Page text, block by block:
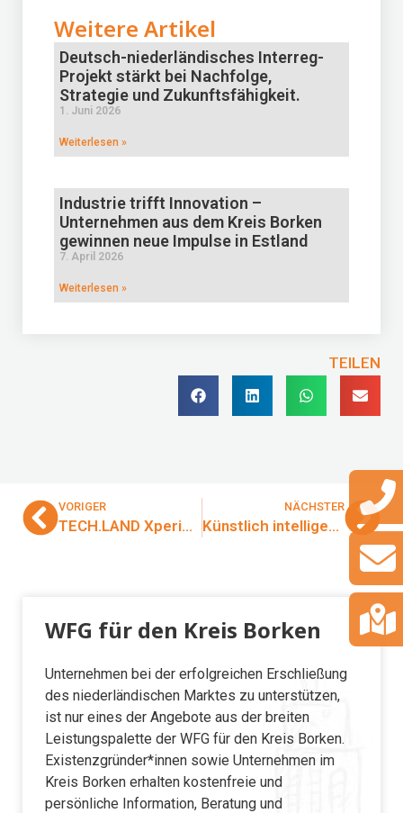
Weitere Artikel
Deutsch-niederländisches Interreg-
Projekt stärkt bei Nachfolge,
Strategie und Zukunftsfähigkeit.
1. Juni 2026
Weiterlesen »
Industrie trifft Innovation –
Unternehmen aus dem Kreis Borken
gewinnen neue Impulse in Estland
7. April 2026
Weiterlesen »
TEILEN
VORIGER
TECH.LAND Xperience 2026
NÄCHSTER
Künstlich intelligente Unterstützung für die Konstruktionsabteilung – Abschluss des Smart Labs für Trendelkamp
WFG für den Kreis Borken
Unternehmen bei der erfolgreichen Erschließung
des niederländischen Marktes zu unterstützen,
ist nur eines der Angebote aus der breiten
Leistungspalette der WFG für den Kreis Borken.
Existenzgründer*innen sowie Unternehmen im
Kreis Borken erhalten kostenfreie und
persönliche Information, Beratung und